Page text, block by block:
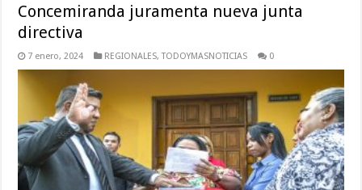
Concemiranda juramenta nueva junta
directiva
7 enero, 2024 REGIONALES,TODOYMASNOTICIAS 0